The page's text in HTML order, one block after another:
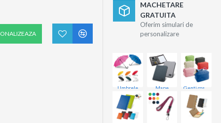
MACHETARE
GRATUITA
Oferim simulari de
personalizare
Umbrele Mape